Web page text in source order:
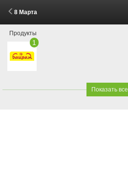
8 Марта
Продукты
1
Показать все